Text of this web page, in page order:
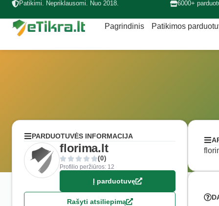
Patikimi. Nepriklausomi. Nuo 2018. 6000+
Pagrindinis Patikimos
PARDUOTUVĖS INFORMACIJA
florima.lt
(0)
Profilio peržiūros: 12
Į parduotuvę
Rašyti atsiliepimą